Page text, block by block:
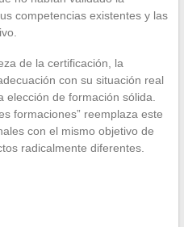
competencias existentes y las
de la certificación, la
con su situación real
elección de formación sólida.
formaciones” reemplaza este
con el mismo objetivo de
radicalmente diferentes.